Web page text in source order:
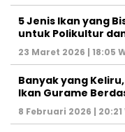
5 Jenis Ikan yang
untuk Polikultur
23 Maret 2026 | 18:05
Banyak yang
Ikan Gurame
8 Februari 2026 | 20:21